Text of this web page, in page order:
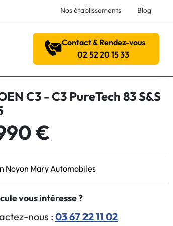
Nos établissements Blog
Contact & Rendez-vous
02 52 20 15 33
C3 - C3 PureTech 83 S&S
€
Noyon Mary Automobiles
vous intéresse ?
nous : 03 67 22 11 02